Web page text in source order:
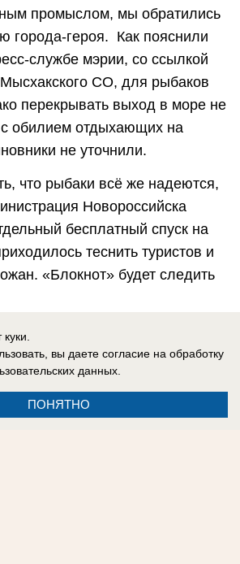
промыслом, мы обратились
города-героя. Как пояснили
службе мэрии, со ссылкой
СО, для рыбаков
перекрывать выход в море не
с обилием отдыхающих на
не уточнили.
что рыбаки всё же надеются,
Новороссийска
бесплатный спуск на
теснить туристов и
«Блокнот» будет следить
вы даете согласие на обработку
данных.
ПОНЯТНО